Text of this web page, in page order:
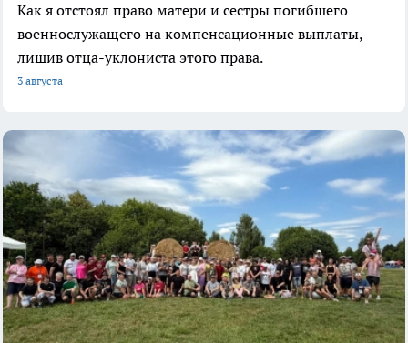
Как я отстоял право матери и сестры погибшего
военнослужащего на компенсационные выплаты,
лишив отца-уклониста этого права.
3 августа